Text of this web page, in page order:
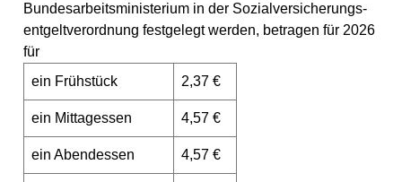
Bundesarbeitsministerium in der Sozialversicherungs­
entgelt­verordnung festgelegt werden, betragen für 2026
für
ein Frühstück
2,37 €
ein Mittagessen 4,57 €
ein Abendessen 4,57 €